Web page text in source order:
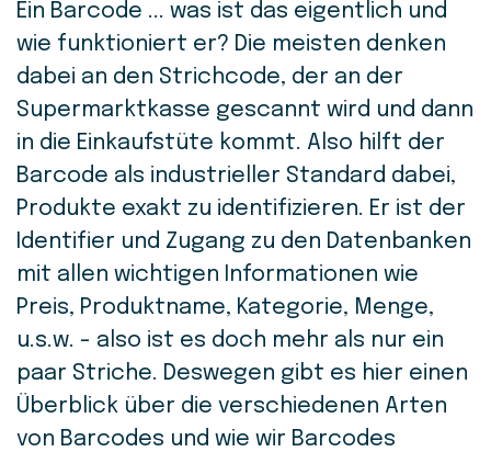
Ein Barcode ... was ist das eigentlich und
wie funktioniert er? Die meisten denken
dabei an den Strichcode, der an der
Supermarktkasse gescannt wird und dann
in die Einkaufstüte kommt. Also hilft der
Barcode als industrieller Standard dabei,
Produkte exakt zu identifizieren. Er ist der
Identifier und Zugang zu den Datenbanken
mit allen wichtigen Informationen wie
Preis, Produktname, Kategorie, Menge,
u.s.w. - also ist es doch mehr als nur ein
paar Striche. Deswegen gibt es hier einen
Überblick über die verschiedenen Arten
von Barcodes und wie wir Barcodes